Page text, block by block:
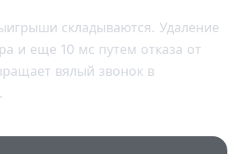
складываются. Удаление
и еще 10 мс путем отказа от
вялый звонок в